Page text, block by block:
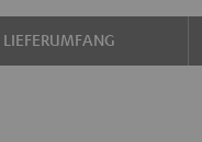
LIEFERUMFANG